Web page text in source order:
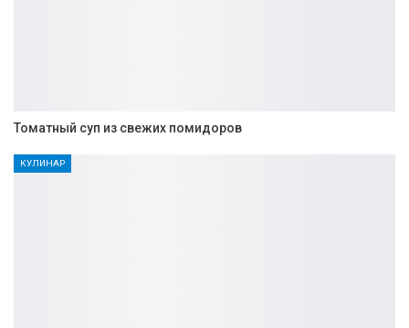
Томатный суп из свежих помидоров
КУЛИНАР